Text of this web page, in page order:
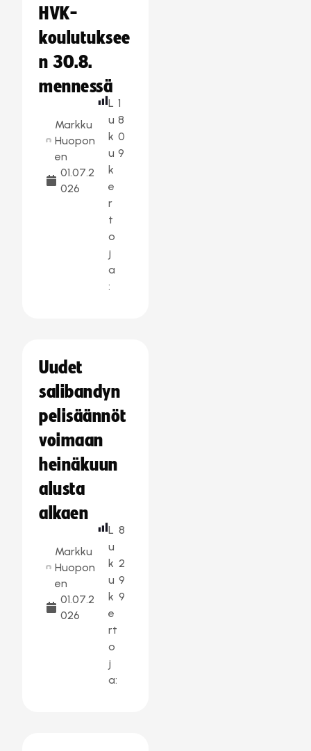
HVK-
koulutuksee
n 30.8.
mennessä
Markku
Huopon
en
01.07.2
026
L
u
k
u
k
e
r
t
o
j
a
:
1
8
0
9
Uudet
salibandyn
pelisäännöt
voimaan
heinäkuun
alusta
alkaen
Markku
Huopon
en
01.07.2
026
L
u
k
u
k
e
rt
o
j
a:
8
2
9
9